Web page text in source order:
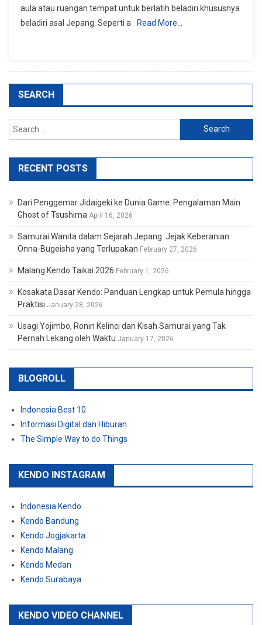
Dan
aula atau ruangan tempat untuk berlatih beladiri khususnya
beladiri asal Jepang. Seperti a
Read More…
SEARCH
Search
for:
RECENT POSTS
Dari Penggemar Jidaigeki ke Dunia Game: Pengalaman Main
Ghost of Tsushima April 16, 2026
Samurai Wanita dalam Sejarah Jepang: Jejak Keberanian
Onna-Bugeisha yang Terlupakan February 27, 2026
Malang Kendo Taikai 2026 February 1, 2026
Kosakata Dasar Kendo: Panduan Lengkap untuk Pemula hingga
Praktisi January 28, 2026
Usagi Yojimbo, Ronin Kelinci dan Kisah Samurai yang Tak
Pernah Lekang oleh Waktu January 17, 2026
BLOGROLL
Indonesia Best 10
Informasi Digital dan Hiburan
The Simple Way to do Things
KENDO INSTAGRAM
Indonesia Kendo
Kendo Bandung
Kendo Jogjakarta
Kendo Malang
Kendo Medan
Kendo Surabaya
KENDO VIDEO CHANNEL